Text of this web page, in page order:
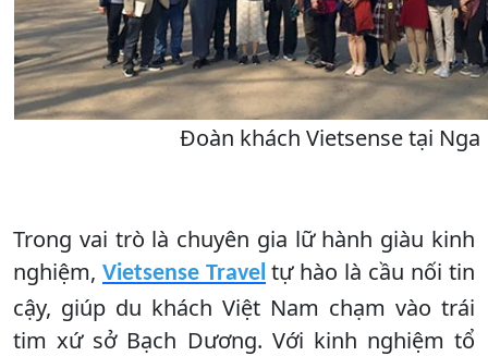
Đoàn khách Vietsense tại Nga
Trong vai trò là chuyên gia lữ hành giàu kinh
nghiệm, Vietsense Travel tự hào là cầu nối tin
cậy, giúp du khách Việt Nam chạm vào trái
tim xứ sở Bạch Dương. Với kinh nghiệm tổ